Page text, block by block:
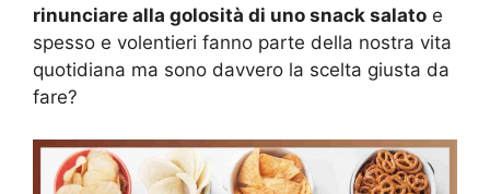
rinunciare alla golosità di uno snack salato e
spesso e volentieri fanno parte della nostra vita
quotidiana ma sono davvero la scelta giusta da
fare?